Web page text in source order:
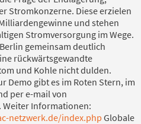
Stromkonzerne. Diese erzielen
und stehen
Stromversorgung im Wege.
gemeinsam deutlich
rückwärtsgewandte
und Kohle nicht dulden.
Demo gibt es im Roten Stern, im
per e-mail von
Weiter Informationen:
netzwerk.de/index.php Globale